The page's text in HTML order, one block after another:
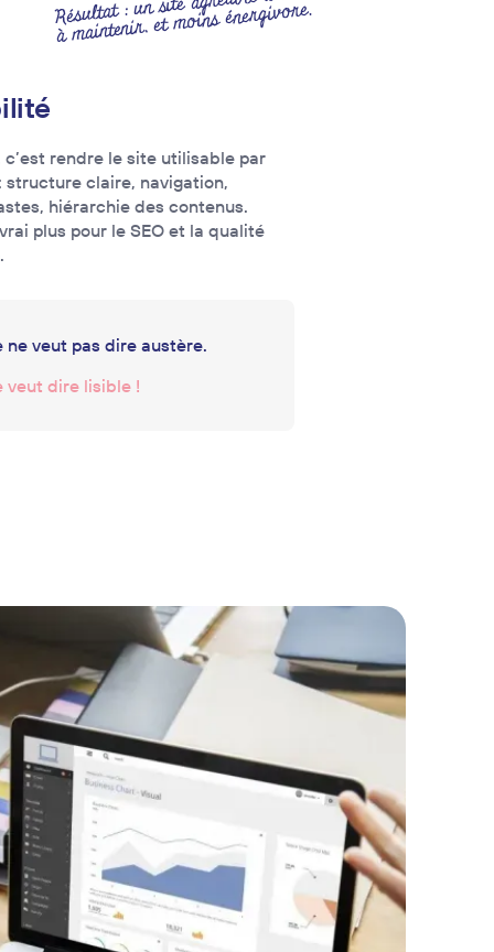
à maintenir, et moins énergivore.
c’est rendre le site utilisable par
structure claire, navigation,
hiérarchie des contenus.
plus pour le SEO et la qualité
ne veut pas dire austère.
veut dire lisible !